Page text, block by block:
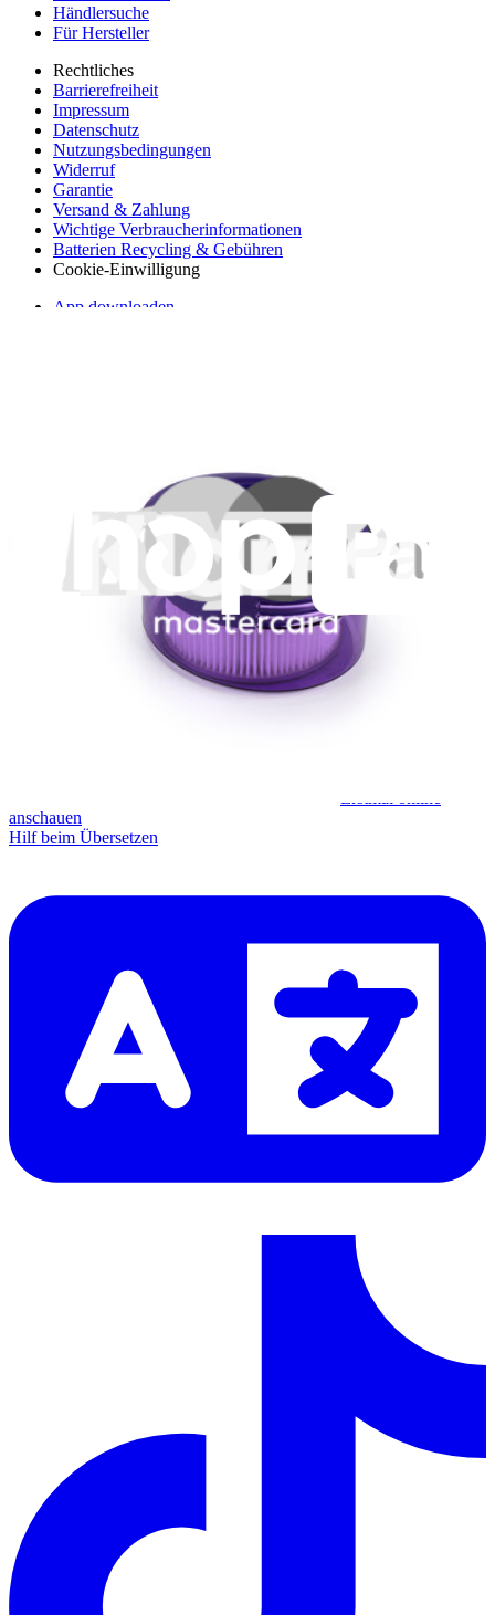
Händlersuche
Für Hersteller
Rechtliches
Barrierefreiheit
Impressum
Datenschutz
Nutzungsbedingungen
Widerruf
Garantie
Versand & Zahlung
Wichtige Verbraucherinformationen
Batterien Recycling & Gebühren
Cookie-Einwilligung
App downloaden
Abonniere unseren Newsletter
Lerne jede Woche etwas Neues
anschauen
Hilf beim Übersetzen